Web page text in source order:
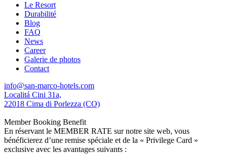
Le Resort
Durabilité
Blog
FAQ
News
Career
Galerie de photos
Contact
info@san-marco-hotels.com
Localitá Cini 31a,
22018 Cima di Porlezza (CO)
Member Booking Benefit
En réservant le MEMBER RATE sur notre site web, vous
bénéficierez d’une remise spéciale et de la « Privilege Card »
exclusive avec les avantages suivants :